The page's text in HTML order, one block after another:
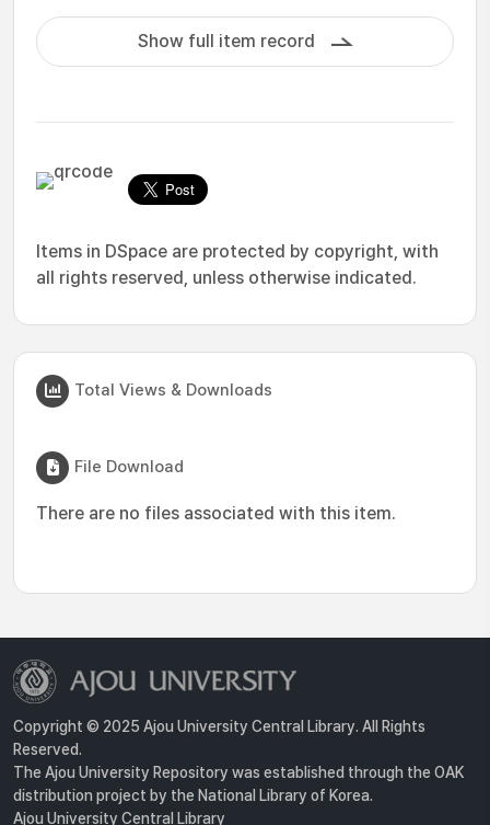
Show full item record
Items in DSpace are protected by copyright, with
all rights reserved, unless otherwise indicated.
Total Views & Downloads
File Download
There are no files associated with this item.
Copyright © 2025 Ajou University Central Library. All Rights
Reserved.
The Ajou University Repository was established through the OAK
distribution project by the National Library of Korea.
Ajou University Central Library